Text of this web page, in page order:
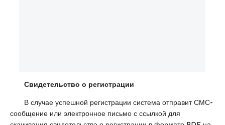
Свидетельство о регистрации
В случае успешной регистрации система отправит СМС-
сообщение или электронное письмо с ссылкой для